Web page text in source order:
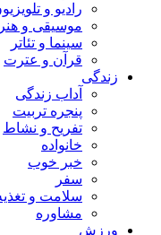
رادیو و
موسیقی و
سینما و تئاتر
قرآن و عترت
زندگی
آداب زندگی
پنجره تربیت
تفریح و نشاط
خانواده
خبر خوب
سفر
سلامت و
مشاوره
ورزش